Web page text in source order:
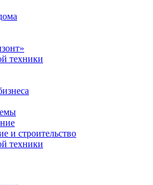
техники
и строительство
техники